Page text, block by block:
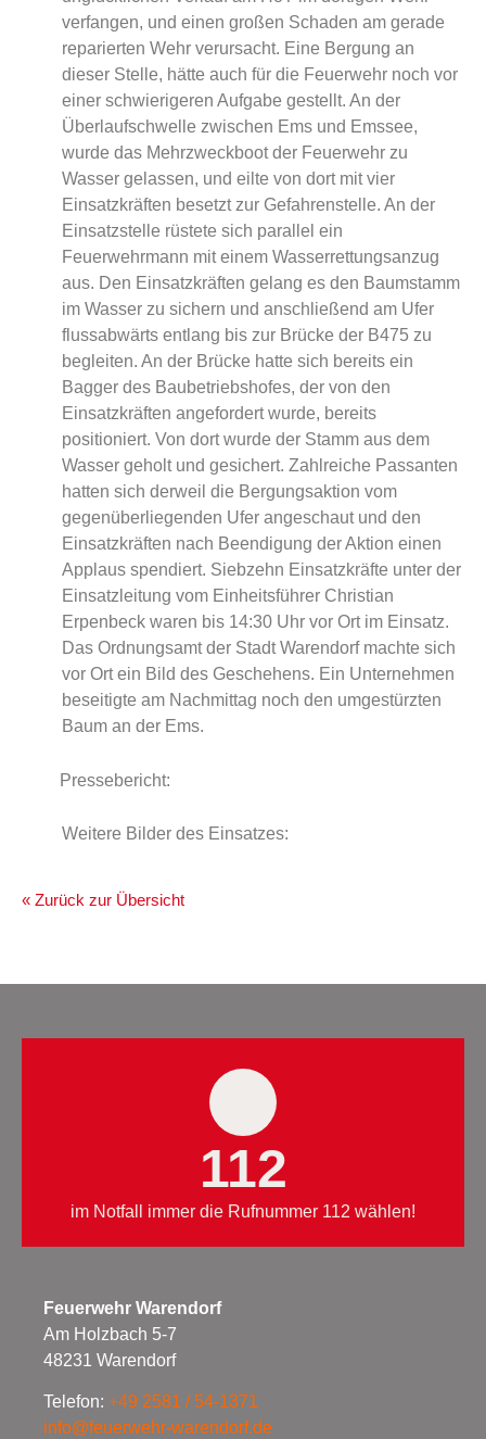
verfangen, und einen großen Schaden am gerade
reparierten Wehr verursacht. Eine Bergung an
dieser Stelle, hätte auch für die Feuerwehr noch vor
einer schwierigeren Aufgabe gestellt. An der
Überlaufschwelle zwischen Ems und Emssee,
wurde das Mehrzweckboot der Feuerwehr zu
Wasser gelassen, und eilte von dort mit vier
Einsatzkräften besetzt zur Gefahrenstelle. An der
Einsatzstelle rüstete sich parallel ein
Feuerwehrmann mit einem Wasserrettungsanzug
aus. Den Einsatzkräften gelang es den Baumstamm
im Wasser zu sichern und anschließend am Ufer
flussabwärts entlang bis zur Brücke der B475 zu
begleiten. An der Brücke hatte sich bereits ein
Bagger des Baubetriebshofes, der von den
Einsatzkräften angefordert wurde, bereits
positioniert. Von dort wurde der Stamm aus dem
Wasser geholt und gesichert. Zahlreiche Passanten
hatten sich derweil die Bergungsaktion vom
gegenüberliegenden Ufer angeschaut und den
Einsatzkräften nach Beendigung der Aktion einen
Applaus spendiert. Siebzehn Einsatzkräfte unter der
Einsatzleitung vom Einheitsführer Christian
Erpenbeck waren bis 14:30 Uhr vor Ort im Einsatz.
Das Ordnungsamt der Stadt Warendorf machte sich
vor Ort ein Bild des Geschehens. Ein Unternehmen
beseitigte am Nachmittag noch den umgestürzten
Baum an der Ems.
Pressebericht:
Weitere Bilder des Einsatzes:
« Zurück zur Übersicht
112
im Notfall immer die Rufnummer 112 wählen!
Feuerwehr Warendorf
Am Holzbach 5-7
48231 Warendorf
Telefon: +49 2581 / 54-1371
info@feuerwehr-warendorf.de